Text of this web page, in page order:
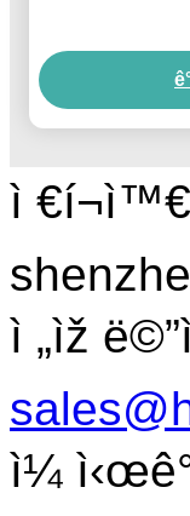
ì
ì „ìž
ì¼